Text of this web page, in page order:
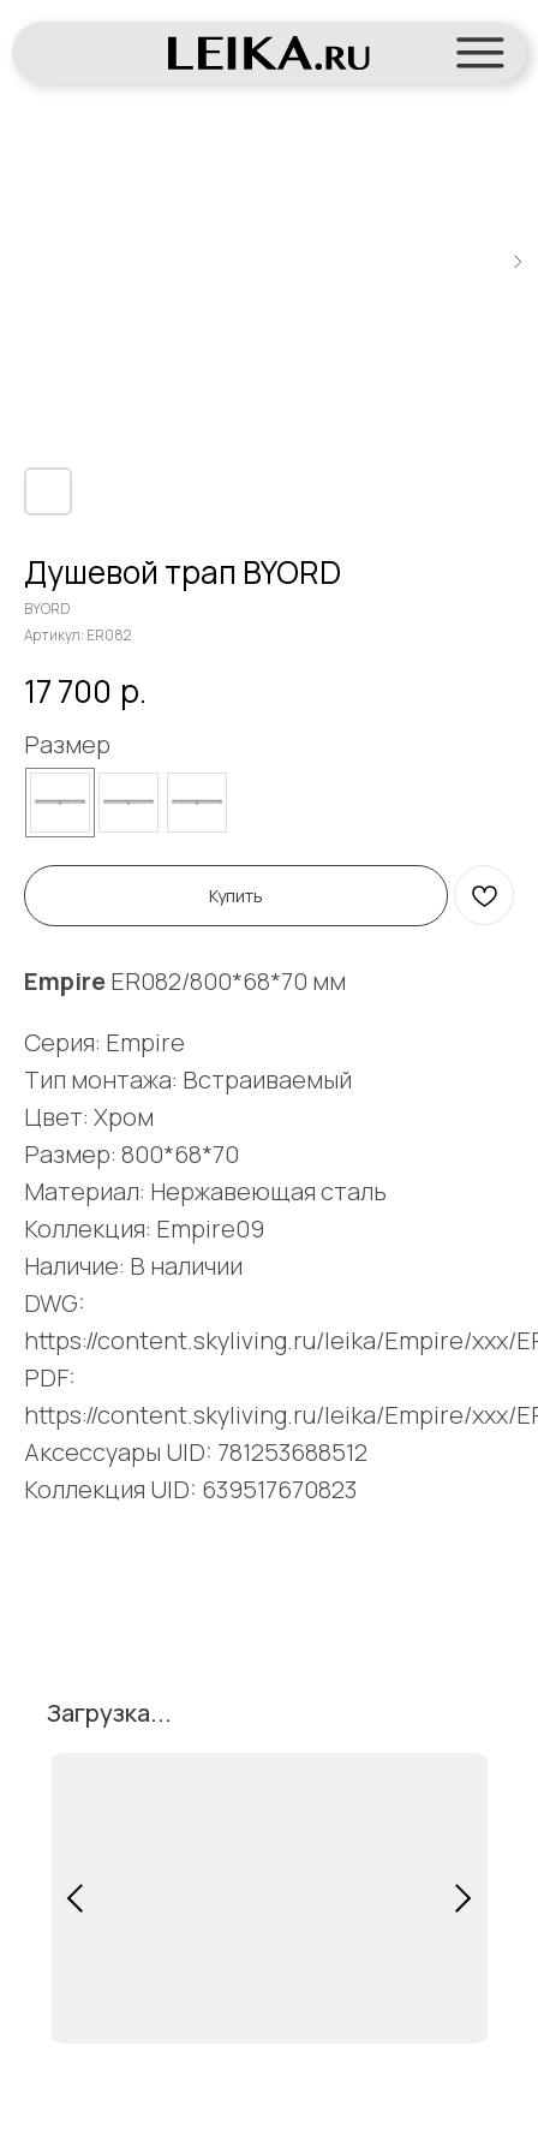
Душевой трап BYORD
BYORD
Артикул: ER082
17 700 р.
Размер
Купить
EmpireER082/800*68*70 мм
Серия: Empire
Тип монтажа: Встраиваемый
Цвет: Хром
Размер: 800*68*70
Материал: Нержавеющая сталь
Коллекция: Empire09
Наличие: В наличии
DWG:
https://content.skyliving.ru/leika/Empire/xxx/
PDF:
https://content.skyliving.ru/leika/Empire/xxx/
Аксессуары UID: 781253688512
Коллекция UID: 639517670823
Загрузка...